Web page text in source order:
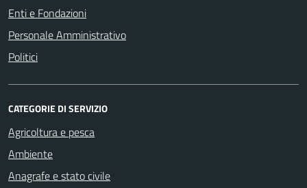
Enti e Fondazioni
Personale Amministrativo
Politici
CATEGORIE DI SERVIZIO
Agricoltura e pesca
Ambiente
Anagrafe e stato civile